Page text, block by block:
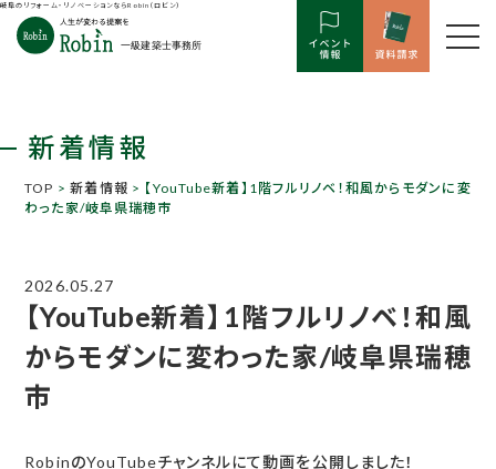
岐阜のリフォーム・リノベーションならRobin（ロビン）
新着情報
TOP >新着情報 > 【YouTube新着】1階フルリノベ！和風からモダンに変
わった家/岐阜県瑞穂市
2026.05.27
【YouTube新着】1階フルリノベ！和風
からモダンに変わった家/岐阜県瑞穂
市
RobinのYouTubeチャンネルにて動画を公開しました！